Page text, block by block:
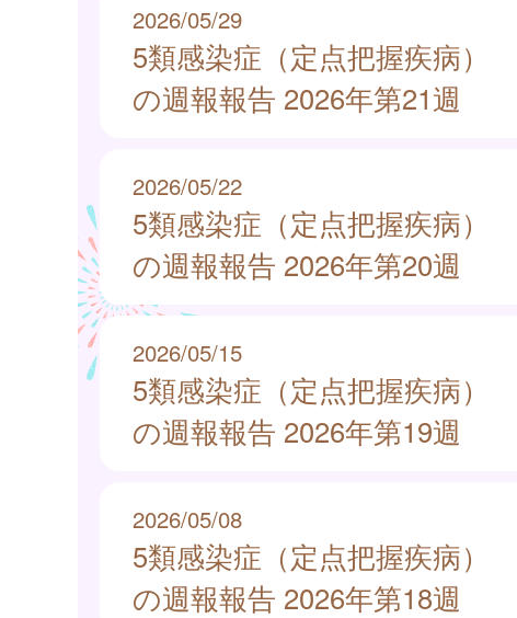
2026/05/29
5類感染症（定点把握疾病）
の週報報告 2026年第21週
2026/05/22
5類感染症（定点把握疾病）
の週報報告 2026年第20週
2026/05/15
5類感染症（定点把握疾病）
の週報報告 2026年第19週
2026/05/08
5類感染症（定点把握疾病）
の週報報告 2026年第18週